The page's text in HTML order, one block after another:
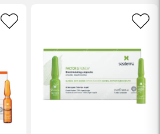
i doświadczanie
wydaniu — świadomie, z troską o
błyskawicznej i
w naszym sklepie. Dzięki
oraz zaawansowanym